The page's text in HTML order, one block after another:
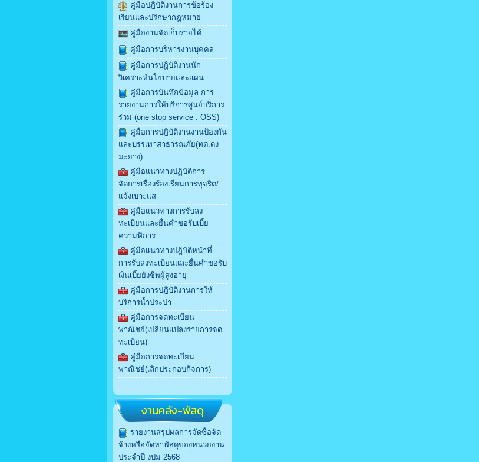
คู่มือปฏิบัติงานการข้อร้อง
เรียนและปรึกษากฎหมาย
คู่มืองานจัดเก็บรายได้
คู่มือการบริหารงานบุคคล
คู่มือการปฎิบัติงานนัก
วิเคราะห์นโยบายและแผน
คู่มือการบันทึกข้อมูล การ
รายงานการให้บริการศูนย์บริการ
ร่วม (one stop service : OSS)
คู่มือการปฏิบัติงานงานป้องกัน
และบรรเทาสาธารณภัย(ทต.ดง
มะยาง)
คู่มือแนวทางปฏิบัติการ
จัดการเรื่องร้องเรียนการทุจริต/
แจ้งเบาะแส
คู่มือแนวทางการรับลง
ทะเบียนและยื่นคำขอรับเบี้ย
ความพิการ
คู่มือแนวทางปฎฺิบัติหน้าที่
การรับลงทะเบียนและยื่นคำขอรับ
เงินเบี้ยยังชีพผู้สูงอายุ
คู่มือการปฏิบัติงานการให้
บริการน้ำประปา
คู่มือการจดทะเบียน
พาณิชย์(เปลี่ยนแปลงรายการจด
ทะเบียน)
คู่มือการจดทะเบียน
พาณิชย์(เลิกประกอบกิจการ)
งานคลัง-พัสดุ
รายงานสรุปผลการจัดซื้อจัด
จ้างหรือจัดหาพัสดุของหน่วยงาน
ประจำปี งปม 2568